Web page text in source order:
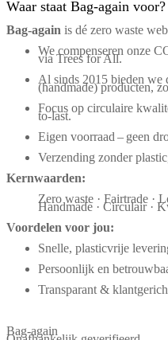
Waar staat Bag-again voor?
Bag‑again is dé zero waste
We compenseren onze
via Trees for All.
Al sinds 2015 bieden we
(handmade) producten,
Focus op circulaire
to-last.
Eigen voorraad – geen
Verzending zonder
Kernwaarden:
Zero waste · Fairtrade ·
Handmade · Circulair ·
Voordelen voor jou:
Snelle, plasticvrije
Persoonlijk en
Transparant &
Bag-again